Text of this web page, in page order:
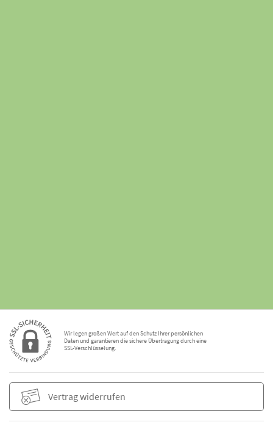
Wir legen großen Wert auf den Schutz Ihrer persönlichen
Daten und garantieren die sichere Übertragung durch eine
SSL-Verschlüsselung.
Vertrag widerrufen